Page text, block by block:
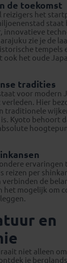
de toekomst
reizigers het
staat
innovatieve
zie je de
tempels
ook het oude
tradities
voor modern
Hier
traditionele
Kyoto behoort
ervaringen
reizen per
de
het mogelijk om
en
niet alleen
je